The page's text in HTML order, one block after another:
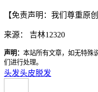
【免责声明：我们尊重原
来源： 吉林12320
声明： 本站所有文章，如无特殊
们进行处理。
头发头皮脱发